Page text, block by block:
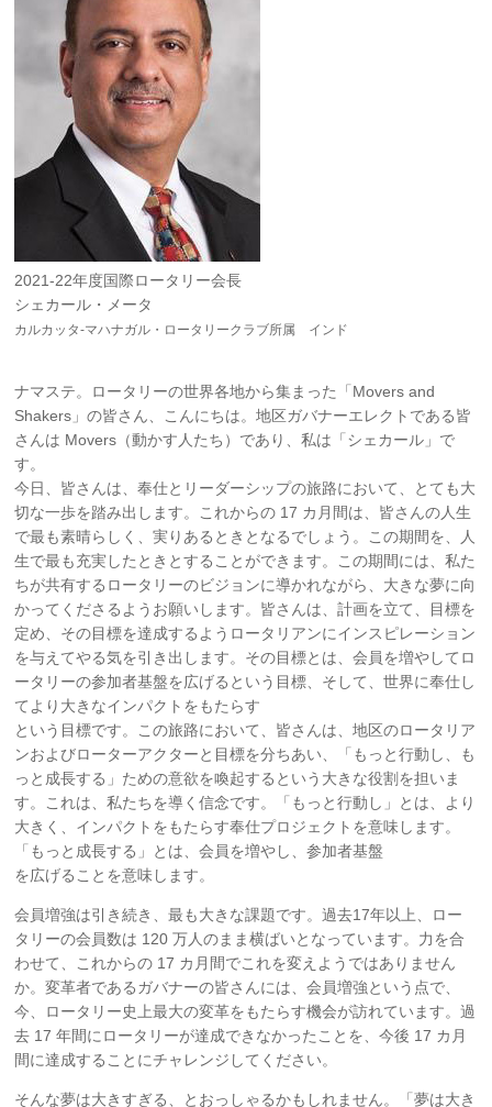
2021-22年度国際ロータリー会長
シェカール・メータ
カルカッタ-マハナガル・ロータリークラブ所属 インド
ナマステ。ロータリーの世界各地から集まった「Movers and
Shakers」の皆さん、こんにちは。地区ガバナーエレクトである皆
さんは Movers（動かす人たち）であり、私は「シェカール」で
す。
今日、皆さんは、奉仕とリーダーシップの旅路において、とても大
切な一歩を踏み出します。これからの 17 カ月間は、皆さんの人生
で最も素晴らしく、実りあるときとなるでしょう。この期間を、人
生で最も充実したときとすることができます。この期間には、私た
ちが共有するロータリーのビジョンに導かれながら、大きな夢に向
かってくださるようお願いします。皆さんは、計画を立て、目標を
定め、その目標を達成するようロータリアンにインスピレーション
を与えてやる気を引き出します。その目標とは、会員を増やしてロ
ータリーの参加者基盤を広げるという目標、そして、世界に奉仕し
てより大きなインパクトをもたらす
という目標です。この旅路において、皆さんは、地区のロータリア
ンおよびローターアクターと目標を分ちあい、「もっと行動し、も
っと成長する」ための意欲を喚起するという大きな役割を担いま
す。これは、私たちを導く信念です。「もっと行動し」とは、より
大きく、インパクトをもたらす奉仕プロジェクトを意味します。
「もっと成長する」とは、会員を増やし、参加者基盤
を広げることを意味します。
会員増強は引き続き、最も大きな課題です。過去17年以上、ロー
タリーの会員数は 120 万人のまま横ばいとなっています。力を合
わせて、これからの 17 カ月間でこれを変えようではありません
か。変革者であるガバナーの皆さんには、会員増強という点で、
今、ロータリー史上最大の変革をもたらす機会が訪れています。過
去 17 年間にロータリーが達成できなかったことを、今後 17 カ月
間に達成することにチャレンジしてください。
そんな夢は大きすぎる、とおっしゃるかもしれません。「夢は大き